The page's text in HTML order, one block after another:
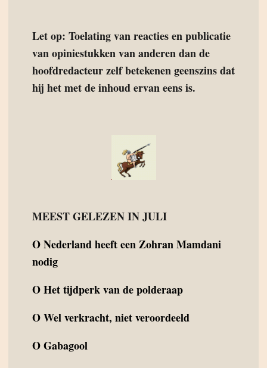
Let op: Toelating van reacties en publicatie
van opiniestukken van anderen dan de
hoofdredacteur zelf betekenen geenszins dat
hij het met de inhoud ervan eens is.
MEEST GELEZEN IN JULI
ONederland heeft een Zohran Mamdani
nodig
OHet tijdperk van de polderaap
OWel verkracht, niet veroordeeld
OGabagool